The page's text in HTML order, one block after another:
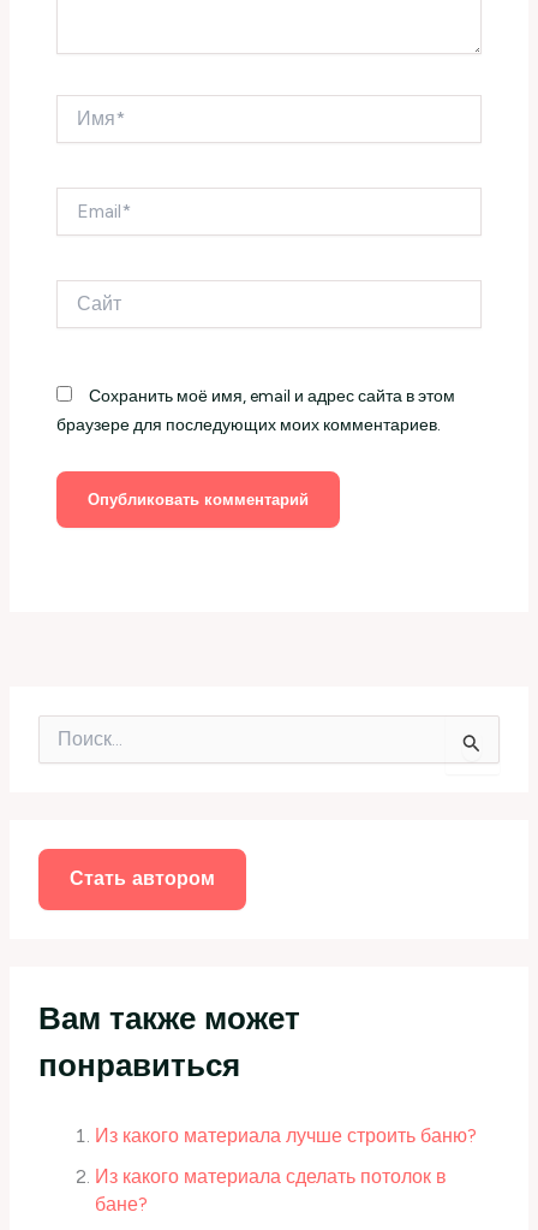
Сохранить моё имя, email и адрес сайта в этом
браузере для последующих моих комментариев.
Стать автором
Вам также может
понравиться
Из какого материала лучше строить баню?
Из какого материала сделать потолок в
бане?